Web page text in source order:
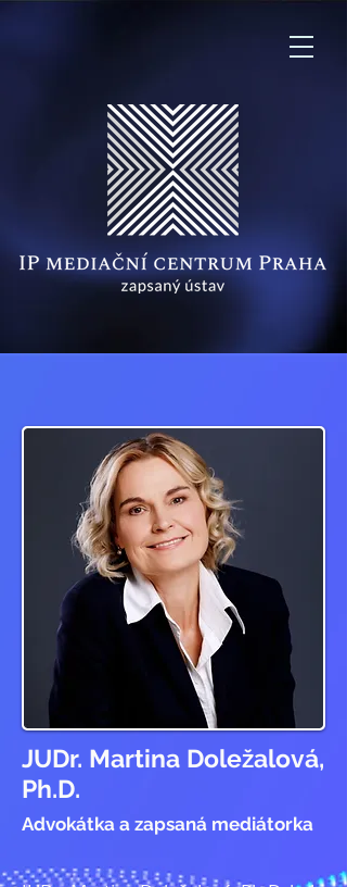
JUDr. Martina Doležalová,
Ph.D.
Advokátka a zapsaná mediátorka